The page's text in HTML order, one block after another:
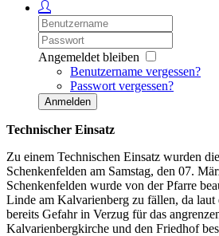
Angemeldet bleiben
Benutzername vergessen?
Passwort vergessen?
Anmelden
Technischer Einsatz
Zu einem Technischen Einsatz wurden
Schenkenfelden am Samstag, den 07.
Schenkenfelden wurde von der Pfarre
Linde am Kalvarienberg zu fällen, da laut
bereits Gefahr in Verzug für das
Kalvarienbergkirche und den Friedhof